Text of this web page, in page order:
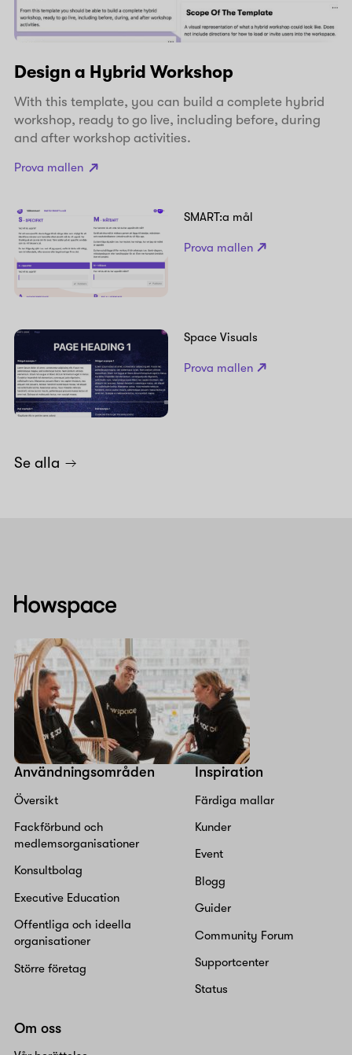
Design a Hybrid Workshop
With this template, you can build a complete hybrid
workshop, ready to go live, including before, during
and after workshop activities.
Prova mallen
SMART:a mål
Prova mallen
Space Visuals
Prova mallen
Se alla
Howspace
Användningsområden
Översikt
Fackförbund och
medlemsorganisationer
Konsultbolag
Executive Education
Offentliga och ideella
organisationer
Större företag
Inspiration
Färdiga mallar
Kunder
Event
Blogg
Guider
Community Forum
Supportcenter
Status
Om oss